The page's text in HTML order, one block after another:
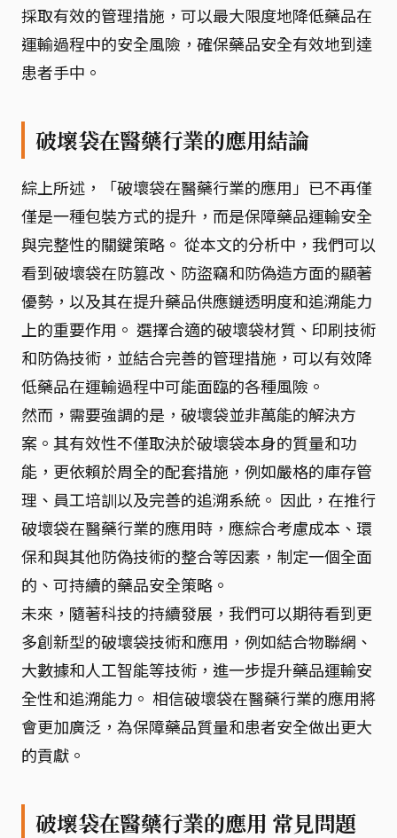
採取有效的管理措施，可以最大限度地降低藥品在
運輸過程中的安全風險，確保藥品安全有效地到達
患者手中。
破壞袋在醫藥行業的應用結論
綜上所述，「破壞袋在醫藥行業的應用」已不再僅
僅是一種包裝方式的提升，而是保障藥品運輸安全
與完整性的關鍵策略。 從本文的分析中，我們可以
看到破壞袋在防篡改、防盜竊和防偽造方面的顯著
優勢，以及其在提升藥品供應鏈透明度和追溯能力
上的重要作用。 選擇合適的破壞袋材質、印刷技術
和防偽技術，並結合完善的管理措施，可以有效降
低藥品在運輸過程中可能面臨的各種風險。
然而，需要強調的是，破壞袋並非萬能的解決方
案。其有效性不僅取決於破壞袋本身的質量和功
能，更依賴於周全的配套措施，例如嚴格的庫存管
理、員工培訓以及完善的追溯系統。 因此，在推行
破壞袋在醫藥行業的應用時，應綜合考慮成本、環
保和與其他防偽技術的整合等因素，制定一個全面
的、可持續的藥品安全策略。
未來，隨著科技的持續發展，我們可以期待看到更
多創新型的破壞袋技術和應用，例如結合物聯網、
大數據和人工智能等技術，進一步提升藥品運輸安
全性和追溯能力。 相信破壞袋在醫藥行業的應用將
會更加廣泛，為保障藥品質量和患者安全做出更大
的貢獻。
破壞袋在醫藥行業的應用 常見問題